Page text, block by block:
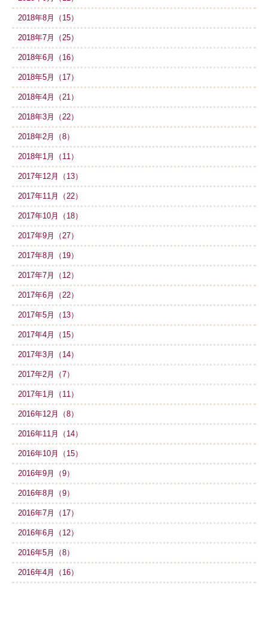
2018年8月（15）
2018年7月（25）
2018年6月（16）
2018年5月（17）
2018年4月（21）
2018年3月（22）
2018年2月（8）
2018年1月（11）
2017年12月（13）
2017年11月（22）
2017年10月（18）
2017年9月（27）
2017年8月（19）
2017年7月（12）
2017年6月（22）
2017年5月（13）
2017年4月（15）
2017年3月（14）
2017年2月（7）
2017年1月（11）
2016年12月（8）
2016年11月（14）
2016年10月（15）
2016年9月（9）
2016年8月（9）
2016年7月（17）
2016年6月（12）
2016年5月（8）
2016年4月（16）